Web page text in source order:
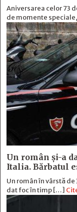
Aniversarea celor 73
de momente
Un român și-a
Italia. Bărbatul
Un român în vârstă
dat foc în timp […]